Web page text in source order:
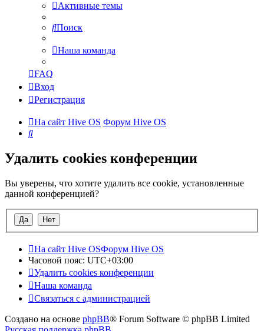
Активные темы
Поиск
Наша команда
FAQ
Вход
Регистрация
На сайт Hive OS Форум Hive OS
Поиск
Удалить cookies конференции
Вы уверены, что хотите удалить все cookie, установленные
данной конференцией?
На сайт Hive OSФорум Hive OS
Часовой пояс: UTC+03:00
Удалить cookies конференции
Наша команда
Связаться с администрацией
Создано на основе phpBB® Forum Software © phpBB Limited